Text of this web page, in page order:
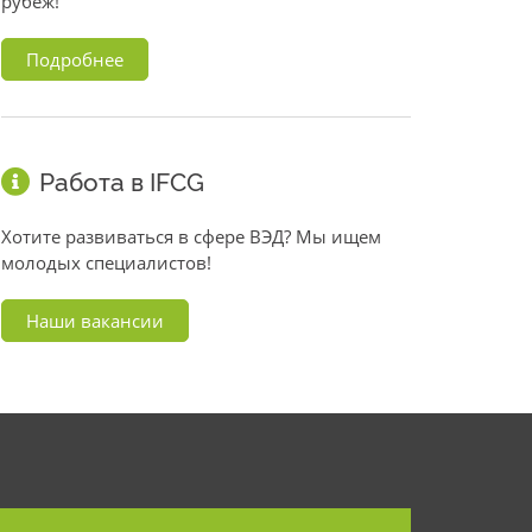
Подробнее
Работа в IFCG
Хотите развиваться в сфере ВЭД? Мы ищем
молодых специалистов!
Наши вакансии